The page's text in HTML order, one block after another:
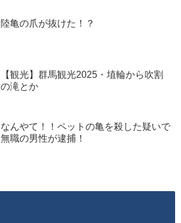
陸亀の爪が抜けた！？
【観光】群馬観光2025・埴輪から吹割
の滝とか
なんやて！！ペットの亀を殺した疑いで
無職の男性が逮捕！